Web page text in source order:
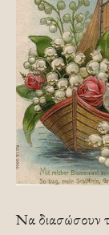
Να διασώσουν